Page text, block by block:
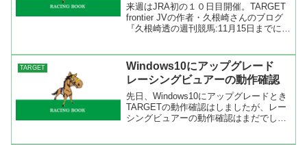
来週はJRA初の１０日目開催。TARGET
frontier JVの作者・久根崎さんのブログ
『久根崎透の週刊競馬:11月15日までにバ
能性があるので最新バージョンにアッ...
TARGET
Windows10にアップグレード
レーシングビュアーの動作確認
先日、Windows10にアップグレードとき
TARGETの動作確認はしましたが、レー
シングビュアーの動作確認はまだでした